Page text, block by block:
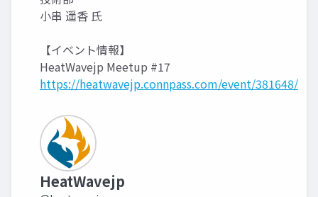
小串 遥香 氏
【イベント情報】
HeatWavejp Meetup #17
https://heatwavejp.connpass.com/event/381648/
HeatWavejp